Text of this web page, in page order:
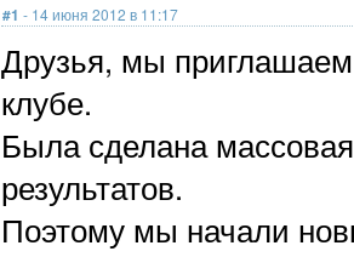
#1 - 14 июня 2012 в 11:17
Друзья, мы
клубе.
Была сделана
результатов.
Поэтому мы начали